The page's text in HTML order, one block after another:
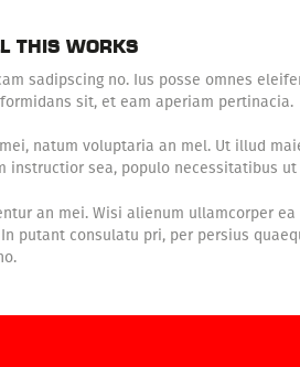
THIS WORKS
sadipscing no. Ius posse omnes
sit, et eam aperiam pertinacia.
natum voluptaria an mel. Ut illud
instructior sea, populo necessitatibus
an mei. Wisi alienum ullamcorper
putant consulatu pri, per persius